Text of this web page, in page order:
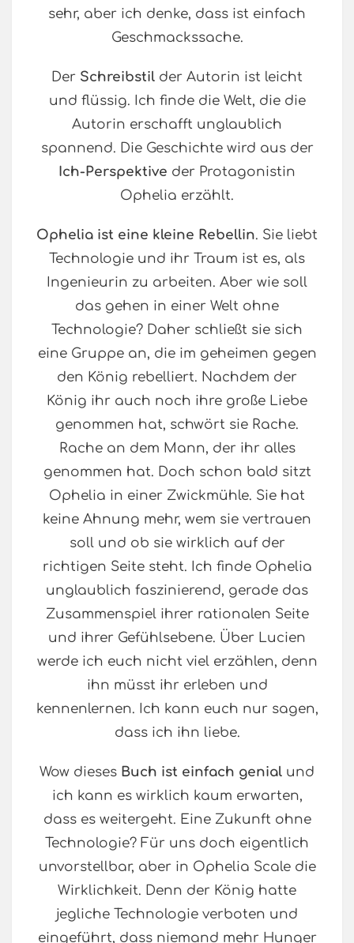
sehr, aber ich denke, dass ist einfach
Geschmackssache.
Der Schreibstil der Autorin ist leicht
und flüssig. Ich finde die Welt, die die
Autorin erschafft unglaublich
spannend. Die Geschichte wird aus der
Ich-Perspektive der Protagonistin
Ophelia erzählt.
Ophelia ist eine kleine Rebellin. Sie liebt
Technologie und ihr Traum ist es, als
Ingenieurin zu arbeiten. Aber wie soll
das gehen in einer Welt ohne
Technologie? Daher schließt sie sich
eine Gruppe an, die im geheimen gegen
den König rebelliert. Nachdem der
König ihr auch noch ihre große Liebe
genommen hat, schwört sie Rache.
Rache an dem Mann, der ihr alles
genommen hat. Doch schon bald sitzt
Ophelia in einer Zwickmühle. Sie hat
keine Ahnung mehr, wem sie vertrauen
soll und ob sie wirklich auf der
richtigen Seite steht. Ich finde Ophelia
unglaublich faszinierend, gerade das
Zusammenspiel ihrer rationalen Seite
und ihrer Gefühlsebene. Über Lucien
werde ich euch nicht viel erzählen, denn
ihn müsst ihr erleben und
kennenlernen. Ich kann euch nur sagen,
dass ich ihn liebe.
Wow dieses Buch ist einfach genial und
ich kann es wirklich kaum erwarten,
dass es weitergeht. Eine Zukunft ohne
Technologie? Für uns doch eigentlich
unvorstellbar, aber in Ophelia Scale die
Wirklichkeit. Denn der König hatte
jegliche Technologie verboten und
eingeführt, dass niemand mehr Hunger